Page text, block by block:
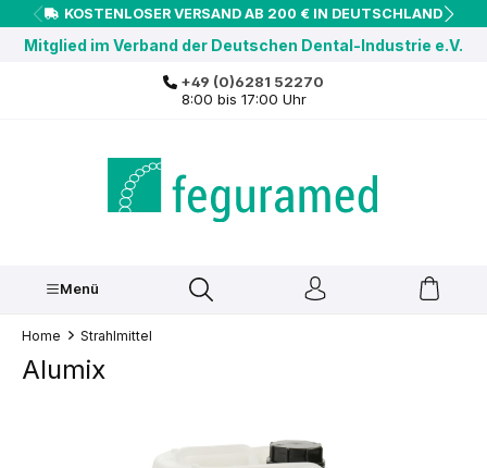
springen
KOSTENLOSER VERSAND AB 200 € IN DEUTSCHLAND
Mitglied im Verband der Deutschen Dental-Industrie e.V.
+49 (0)6281 52270
8:00 bis 17:00 Uhr
Menü
Home Strahlmittel
Alumix